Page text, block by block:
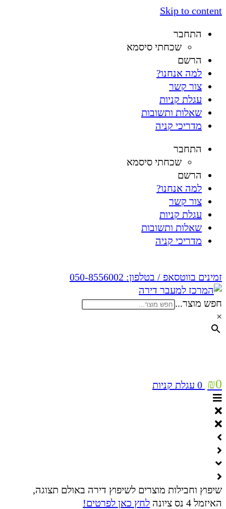
Skip to content
התחבר
שכחתי סיסמא
הרשם
למה אנחנו?
צור קשר
עגלת קניות
שאלות ותשובות
מדריכי קניה
התחבר
שכחתי סיסמא
הרשם
למה אנחנו?
צור קשר
עגלת קניות
שאלות ותשובות
מדריכי קניה
זמינים בווטסאפ / בטלפון: 050-8556002
חפש מוצר...
×
₪0
0 עגלת קניות
שיפוץ וחבילות מוצרים לשיפוץ דירה באולם תצוגה,
האיזמל 4 נס ציונה
לחץ כאן לפרטים!